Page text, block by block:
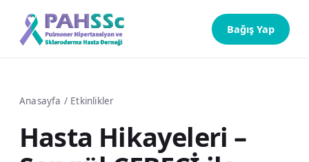
Bağış Yap
Anasayfa / Etkinlikler
Hasta Hikayeleri –